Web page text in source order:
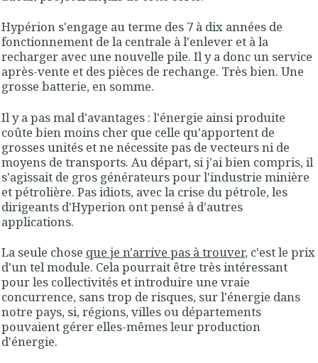
Hypérion s'engage au terme des 7 à dix années de
fonctionnement de la centrale à l'enlever et à la
recharger avec une nouvelle pile. Il y a donc un service
après-vente et des pièces de rechange. Très bien. Une
grosse batterie, en somme.
Il y a pas mal d'avantages : l'énergie ainsi produite
coûte bien moins cher que celle qu'apportent de
grosses unités et ne nécessite pas de vecteurs ni de
moyens de transports. Au départ, si j'ai bien compris, il
s'agissait de gros générateurs pour l'industrie minière
et pétrolière. Pas idiots, avec la crise du pétrole, les
dirigeants d'Hyperion ont pensé à d'autres
applications.
La seule chose que je n'arrive pas à trouver, c'est le prix
d'un tel module. Cela pourrait être très intéressant
pour les collectivités et introduire une vraie
concurrence, sans trop de risques, sur l'énergie dans
notre pays, si, régions, villes ou départements
pouvaient gérer elles-mêmes leur production
d'énergie.